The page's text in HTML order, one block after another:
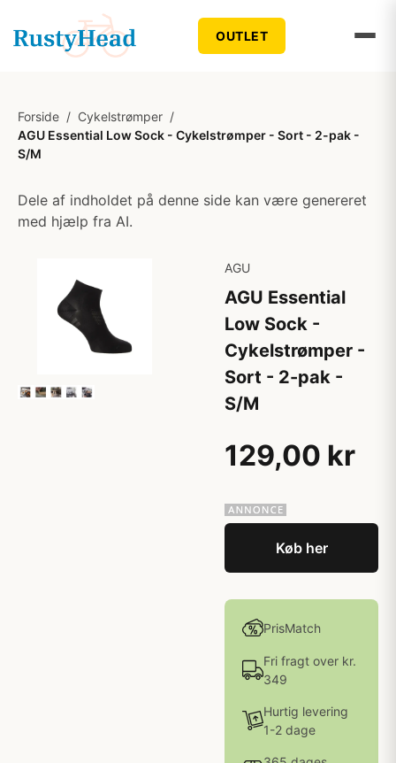
OUTLET
Forside / Cykelstrømper /
AGU Essential Low Sock - Cykelstrømper - Sort - 2-pak -
S/M
Dele af indholdet på denne side kan være genereret
med hjælp fra AI.
AGU
AGU Essential
Low Sock -
Cykelstrømper -
Sort - 2-pak -
S/M
129,00 kr
Køb her
PrisMatch
Fri fragt over kr.
349
Hurtig levering
1-2 dage